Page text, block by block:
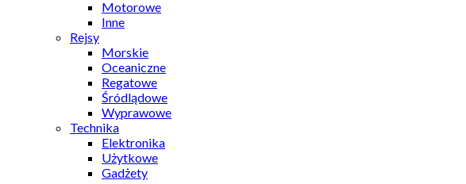
Motorowe
Inne
Rejsy
Morskie
Oceaniczne
Regatowe
Śródlądowe
Wyprawowe
Technika
Elektronika
Użytkowe
Gadżety